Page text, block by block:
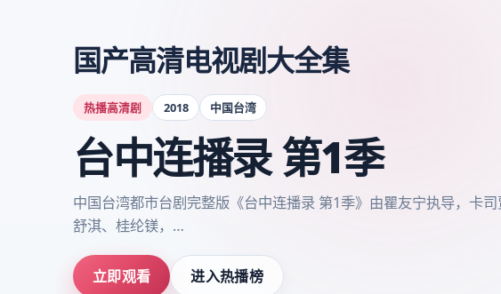
国产高清电视剧大全集
国产电视剧 2024 中国大陆
武汉：终局 第2季
《武汉：终局 第2季》青春氛围浓郁，中国大陆2024年度热推，导
栋，主演李沁，…
立即观看 进入热播榜